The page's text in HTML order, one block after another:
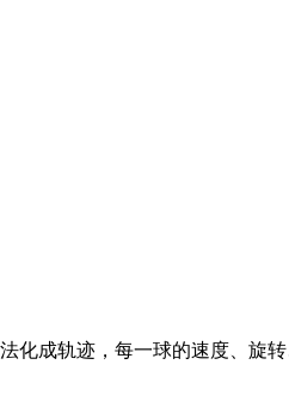
化成轨迹，每一球的速度、旋